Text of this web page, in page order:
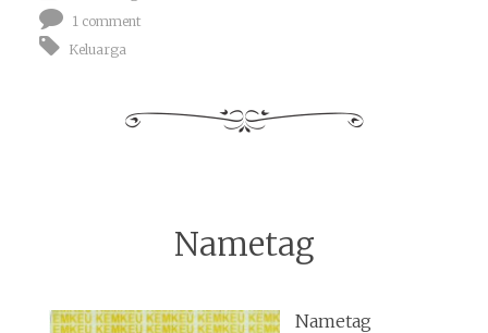
1 comment
Keluarga
Nametag
Nametag